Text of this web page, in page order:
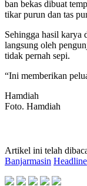
ban bekas dibuat
tikar purun dan tas
Sehingga hasil
langsung oleh
tidak pernah sepi.
“Ini memberikan
Hamdiah
Foto. Hamdiah
Artikel ini telah
Banjarmasin Headline